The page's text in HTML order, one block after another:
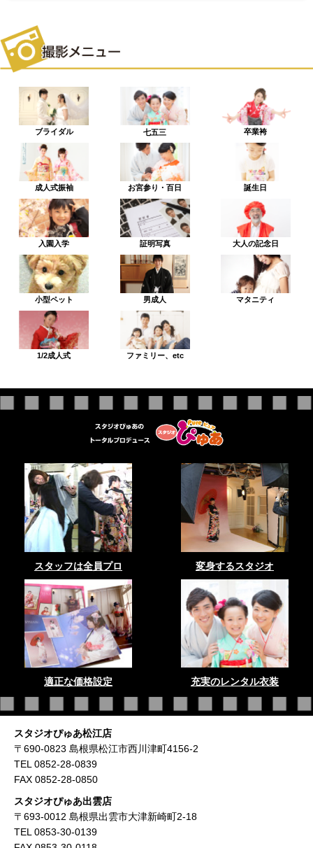
ブライダル 七五三 卒業袴
成人式振袖 お宮参り・百日 誕生日
入園入学 証明写真 大人の記念日
小型ペット 男成人 マタニティ
1/2成人式 ファミリー、etc
スタッフは全員プロ 変身するスタジオ
適正な価格設定 充実のレンタル衣装
スタジオぴゅあ松江店
〒690-0823 島根県松江市西川津町4156-2
TEL 0852-28-0839
FAX 0852-28-0850
スタジオぴゅあ出雲店
〒693-0012 島根県出雲市大津新崎町2-18
TEL 0853-30-0139